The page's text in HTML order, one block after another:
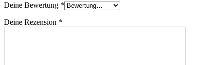
Deine Bewertung *
Deine Rezension *